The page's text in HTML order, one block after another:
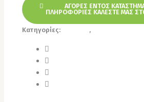
ΑΓΟΡΕΣ ΕΝΤΟΣ
ΠΛΗΡΟΦΟΡΙΕΣ ΚΑΛΕΣΤΕ ΜΑΣ
Κατηγορίες: ,